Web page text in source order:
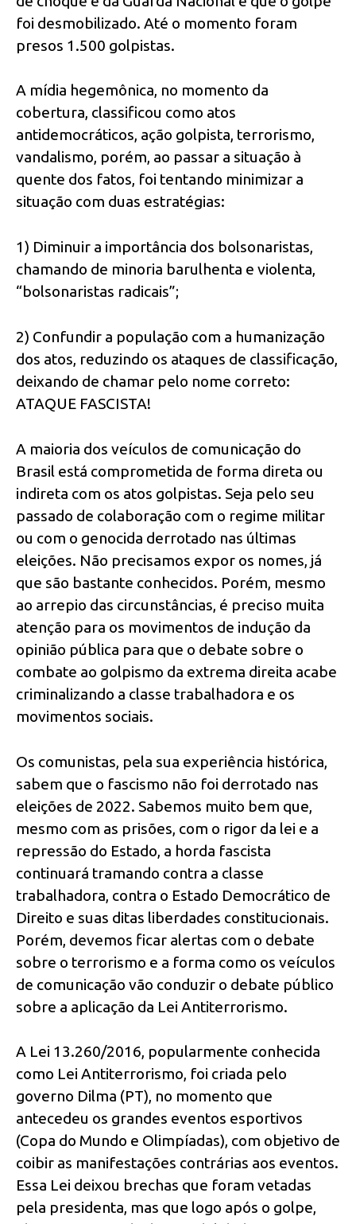
foi desmobilizado. Até o momento foram
presos 1.500 golpistas.
A mídia hegemônica, no momento da
cobertura, classificou como atos
antidemocráticos, ação golpista, terrorismo,
vandalismo, porém, ao passar a situação à
quente dos fatos, foi tentando minimizar a
situação com duas estratégias:
1) Diminuir a importância dos bolsonaristas,
chamando de minoria barulhenta e violenta,
“bolsonaristas radicais”;
2) Confundir a população com a humanização
dos atos, reduzindo os ataques de classificação,
deixando de chamar pelo nome correto:
ATAQUE FASCISTA!
A maioria dos veículos de comunicação do
Brasil está comprometida de forma direta ou
indireta com os atos golpistas. Seja pelo seu
passado de colaboração com o regime militar
ou com o genocida derrotado nas últimas
eleições. Não precisamos expor os nomes, já
que são bastante conhecidos. Porém, mesmo
ao arrepio das circunstâncias, é preciso muita
atenção para os movimentos de indução da
opinião pública para que o debate sobre o
combate ao golpismo da extrema direita acabe
criminalizando a classe trabalhadora e os
movimentos sociais.
Os comunistas, pela sua experiência histórica,
sabem que o fascismo não foi derrotado nas
eleições de 2022. Sabemos muito bem que,
mesmo com as prisões, com o rigor da lei e a
repressão do Estado, a horda fascista
continuará tramando contra a classe
trabalhadora, contra o Estado Democrático de
Direito e suas ditas liberdades constitucionais.
Porém, devemos ficar alertas com o debate
sobre o terrorismo e a forma como os veículos
de comunicação vão conduzir o debate público
sobre a aplicação da Lei Antiterrorismo.
A Lei 13.260/2016, popularmente conhecida
como Lei Antiterrorismo, foi criada pelo
governo Dilma (PT), no momento que
antecedeu os grandes eventos esportivos
(Copa do Mundo e Olimpíadas), com objetivo de
coibir as manifestações contrárias aos eventos.
Essa Lei deixou brechas que foram vetadas
pela presidenta, mas que logo após o golpe,